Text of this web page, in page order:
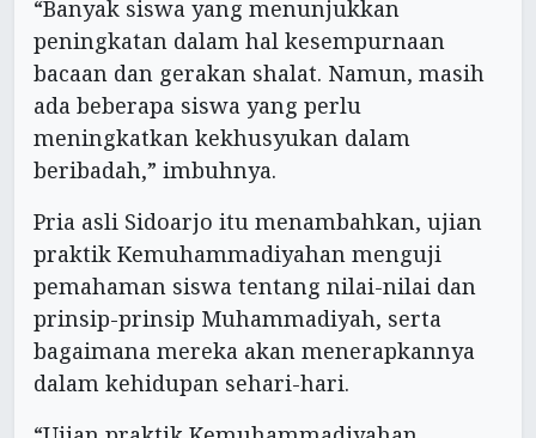
“Banyak siswa yang menunjukkan
peningkatan dalam hal kesempurnaan
bacaan dan gerakan shalat. Namun, masih
ada beberapa siswa yang perlu
meningkatkan kekhusyukan dalam
beribadah,” imbuhnya.
Pria asli Sidoarjo itu menambahkan, ujian
praktik Kemuhammadiyahan menguji
pemahaman siswa tentang nilai-nilai dan
prinsip-prinsip Muhammadiyah, serta
bagaimana mereka akan menerapkannya
dalam kehidupan sehari-hari.